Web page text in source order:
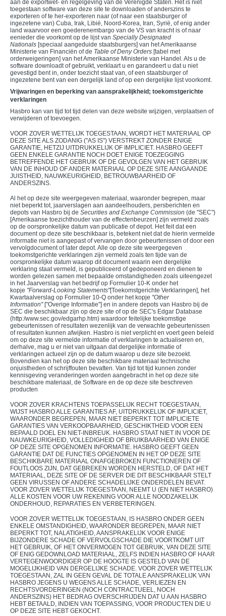
aan de exportwet- en regelgeving van de Verenigde Staten. Het is niet
toegestaan software van deze site te downloaden of anderszins te
exporteren of te her-exporteren naar (of naar een staatsburger of
ingezetene van) Cuba, Irak, Libië, Noord-Korea, Iran, Syrië, of enig ander
land waarvoor een goederenembargo van de VS van kracht is of naar
eenieder die voorkomt op de lijst van Specially Designated
Nationals [speciaal aangeduide staatsburgers] van het Amerikaanse
Ministerie van Financiën of de Table of Deny Orders [tabel met
orderweigeringen] van het Amerikaanse Ministerie van Handel. Als u de
software downloadt of gebruikt, verklaart u en garandeert u dat u niet
gevestigd bent in, onder toezicht staat van, of een staatsburger of
ingezetene bent van een dergelijk land of op een dergelijke lijst voorkomt.
Vrijwaringen en beperking van aansprakelijkheid; toekomstgerichte
verklaringen
Hasbro kan van tijd tot tijd delen van deze website wijzigen, verplaatsen of
verwijderen of toevoegen.
VOOR ZOVER WETTELIJK TOEGESTAAN, WORDT HET MATERIAAL OP
DEZE SITE ALS ZODANIG ("AS IS") VERSTREKT ZONDER ENIGE
GARANTIE, HETZIJ UITDRUKKELIJK OF IMPLICIET. HASBRO GEEFT
GEEN ENKELE GARANTIE NOCH DOET ENIGE TOEZEGGING
BETREFFENDE HET GEBRUIK OF DE GEVOLGEN VAN HET GEBRUIK
VAN DE INHOUD OF ANDER MATERIAAL OP DEZE SITE AANGAANDE
JUISTHEID, NAUWKEURIGHEID, BETROUWBAARHEID OF
ANDERSZINS.
Al het op deze site weergegeven materiaal, waaronder begrepen, maar
niet beperkt tot, jaarverslagen aan aandeelhouders, persberichten en
depots van Hasbro bij de Securities and Exchange Commission (de "SEC")
[Amerikaanse toezichthouder van de effectenbeurzen] zijn vermeld zoals
op de oorspronkelijke datum van publicatie of depot. Het feit dat een
document op deze site beschikbaar is, betekent niet dat de hierin vermelde
informatie niet is aangepast of vervangen door gebeurtenissen of door een
vervolgdocument of later depot. Alle op deze site weergegeven
toekomstgerichte verklaringen zijn vermeld zoals ten tijde van de
oorspronkelijke datum waarop dit document waarin een dergelijke
verklaring staat vermeld, is gepubliceerd of gedeponeerd en dienen te
worden gelezen samen met bepaalde omstandigheden zoals uiteengezet
in het Jaarverslag van het bedrijf op Formulier 10-K onder het
kopje "Forward-Looking Statements"[Toekomstgerichte Verklaringen], het
Kwartaalverslag op Formulier 10-Q onder het kopje "Other
Information"["Overige Informatie"] en in andere depots van Hasbro bij de
SEC die beschikbaar zijn op deze site of op de SEC's Edgar Database
(http:/www.sec.gov/edgarhp.htm) waardoor feitelijke toekomstige
gebeurtenissen of resultaten wezenlijk van de verwachte gebeurtenissen
of resultaten kunnen afwijken. Hasbro is niet verplicht en voert geen beleid
om op deze site vermelde informatie of verklaringen te actualiseren en,
derhalve, mag u er niet van uitgaan dat dergelijke informatie of
verklaringen actueel zijn op de datum waarop u deze site bezoekt.
Bovendien kan het op deze site beschikbare materiaal technische
onjuistheden of schrijffouten bevatten. Van tijd tot tijd kunnen zonder
kennisgeving veranderingen worden aangebracht in het op deze site
beschikbare materiaal, de Software en de op deze site beschreven
producten
VOOR ZOVER KRACHTENS TOEPASSELIJK RECHT TOEGESTAAN,
WIJST HASBRO ALLE GARANTIES AF, UITDRUKKELIJK OF IMPLICIET,
WAARONDER BEGREPEN, MAAR NIET BEPERKT TOT IMPLICIETE
GARANTIES VAN VERKOOPBAARHEID, GESCHIKTHEID VOOR EEN
BEPAALD DOEL EN NIET-INBREUK. HASBRO STAAT NIET IN VOOR DE
NAUWKEURIGHEID, VOLLEDIGHEID OF BRUIKBAARHEID VAN ENIGE
OP DEZE SITE OPGENOMEN INFORMATIE. HASBRO GEEFT GEEN
GARANTIE DAT DE FUNCTIES OPGENOMEN IN HET OP DEZE SITE
BESCHIKBARE MATERIAAL ONAFGEBROKEN FUNCTIONEREN OF
FOUTLOOS ZIJN, DAT GEBREKEN WORDEN HERSTELD, OF DAT HET
MATERIAAL, DEZE SITE OF DE SERVER DIE DIT BESCHIKBAAR STELT
GEEN VIRUSSEN OF ANDERE SCHADELIJKE ONDERDELEN BEVAT.
VOOR ZOVER WETTELIJK TOEGESTAAN, NEEMT U (EN NIET HASBRO)
ALLE KOSTEN VOOR UW REKENING VOOR ALLE NOODZAKELIJK
ONDERHOUD, REPARATIES EN VERBETERINGEN.
VOOR ZOVER WETTELIJK TOEGESTAAN, IS HASBRO ONDER GEEN
ENKELE OMSTANDIGHEID, WAARONDER BEGREPEN, MAAR NIET
BEPERKT TOT, NALATIGHEID, AANSPRAKELIJK VOOR ENIGE
BIJZONDERE SCHADE OF VERVOLGSCHADE DIE VOORTKOMT UIT
HET GEBRUIK, OF HET ONVERMOGEN TOT GEBRUIK, VAN DEZE SITE
OF ENIG GEDOWNLOAD MATERIAAL, ZELFS INDIEN HASBRO OF HAAR
VERTEGENWOORDIGER OP DE HOOGTE IS GESTELD VAN DE
MOGELIJKHEID VAN DERGELIJKE SCHADE. VOOR ZOVER WETTELIJK
TOEGESTAAN, ZAL IN GEEN GEVAL DE TOTALE AANSPRAKELIJK VAN
HASBRO JEGENS U WEGENS ALLE SCHADE, VERLIEZEN EN
RECHTSVORDERINGEN (NOCH CONTRACTUEEL, NOCH
ANDERSZINS) HET BEDRAG OVERSCHRIJDEN DAT U AAN HASBRO
HEBT BETAALD, INDIEN VAN TOEPASSING, VOOR PRODUCTEN DIE U
OP DEZE SITE HEBT GEKOCHT.